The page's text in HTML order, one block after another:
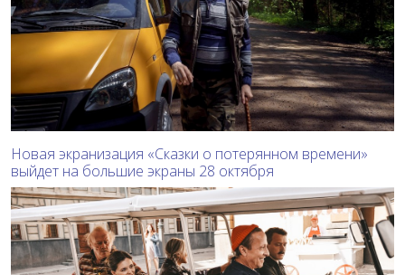
Новая экранизация «Сказки о потерянном времени»
выйдет на большие экраны 28 октября